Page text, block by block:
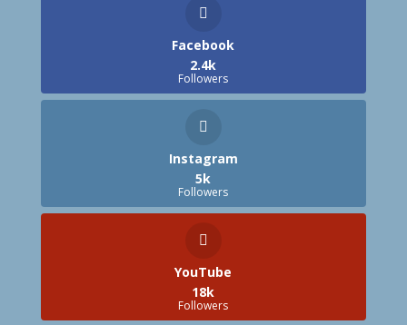
Facebook
2.4k
Followers
Instagram
5k
Followers
YouTube
18k
Followers